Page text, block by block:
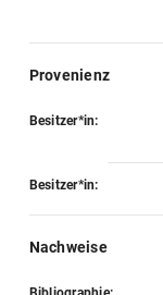
Provenienz
Besitzer*in:
Besitzer*in:
Nachweise